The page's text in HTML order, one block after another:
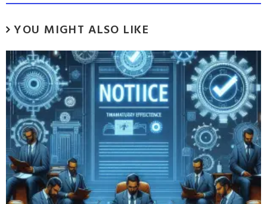
YOU MIGHT ALSO LIKE